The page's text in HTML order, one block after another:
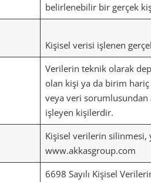
belirlenebilir bir gerçek
Kişisel verisi işlenen
Verilerin teknik olarak
olan kişi ya da birim
veya veri sorumlusundan
işleyen kişilerdir.
Kişisel verilerin
www.akkasgroup.com
6698 Sayılı Kişisel